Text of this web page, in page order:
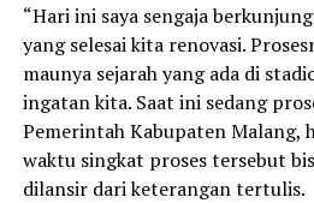
“Hari ini saya sengaja
yang selesai kita renovasi.
maunya sejarah yang ada di
ingatan kita. Saat ini sedang
Pemerintah Kabupaten Malang,
waktu singkat proses tersebut
dilansir dari keterangan tertulis.